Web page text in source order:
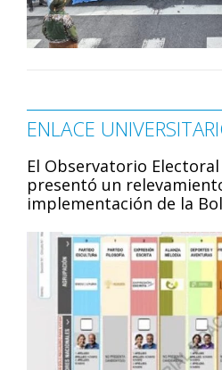
ENLACE
El Observatorio
presentó un
implementación de la